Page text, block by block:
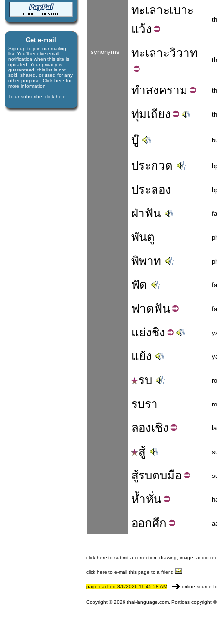
Get e-mail
Sign-up to join our mail­ing
list. You'll receive e­mail
notification when this site is
updated. Your privacy is
guaran­teed; this list is not
sold, shared, or used for any
other purpose. Click here for
more infor­mation.
To unsubscribe, click here
synonyms
ทะเลาะเบาะ
แว้ง
ทะเลาะวิวาท
ทำสงคราม
ทุ่มเถียง
บู๊
ประกวด
ประลอง
ฝ่าฟัน
พันตู
พิพาท
ฟัด
ฟาดฟัน
แย่งชิง
แย้ง
รบ
รบรา
ลองเชิง
สู้
สู้รบตบมือ
ห้ำหั่น
ออกศึก
click here to submit a correction, drawing, image, audio
click here to e-mail this page to a friend
page cached 8/6/2026 11:45:28 AM online source
Copyright © 2026 thai-language.com. Portions copyright